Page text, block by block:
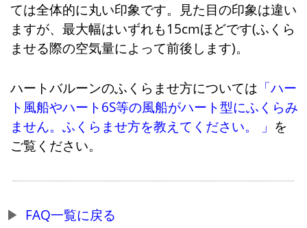
ては全体的に丸い印象です。見た目の印象は違い
ますが、最大幅はいずれも15cmほどです(ふくら
ませる際の空気量によって前後します)。
ハートバルーンのふくらませ方については 「ハー
ト風船やハート6S等の風船がハート型にふくらみ
ません。ふくらませ方を教えてください。 」 を
ご覧ください。
FAQ一覧に戻る